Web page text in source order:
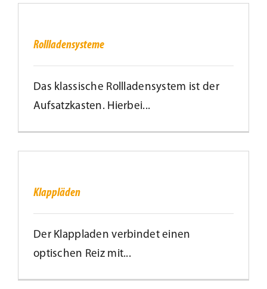
Kundenservice
Lesezeichen
Rollladensysteme
Das klassische Rollladensystem ist der
Aufsatzkasten. Hierbei...
Klappläden
Der Klappladen verbindet einen
optischen Reiz mit...